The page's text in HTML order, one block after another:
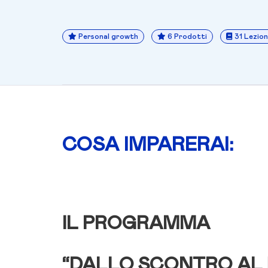
Personal growth 6 Prodotti 31
COSA IMPARERAI:
IL PROGRAMMA